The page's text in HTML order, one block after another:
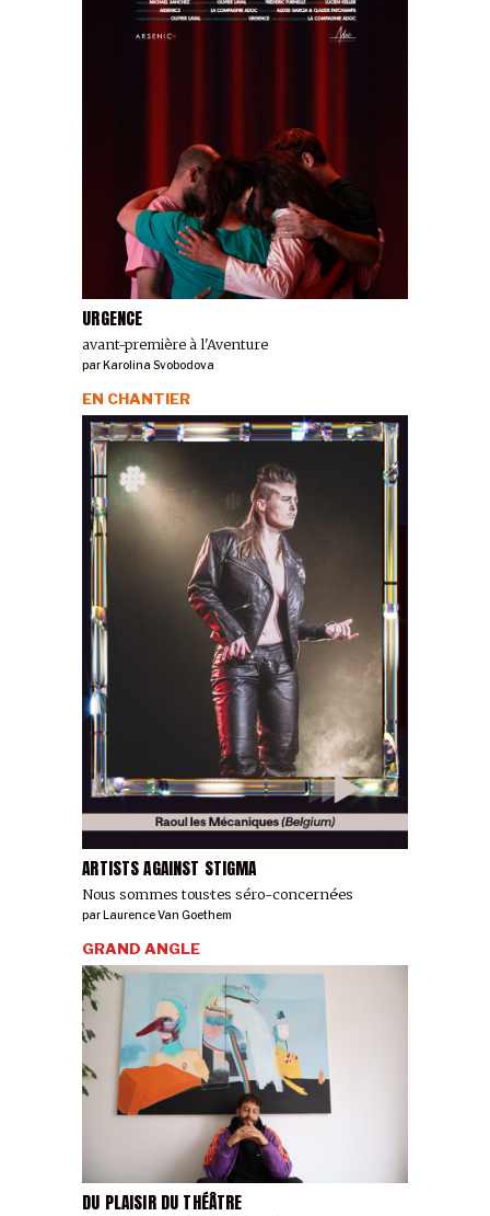
URGENCE
avant-première à l'Aventure
parKarolina Svobodova
ARTISTS AGAINST STIGMA
Nous sommes tous·tes séro-concerné·es
EN CHANTIER
par Laurence Van Goethem
DU PLAISIR DU THÉÂTRE
GRAND ANGLE